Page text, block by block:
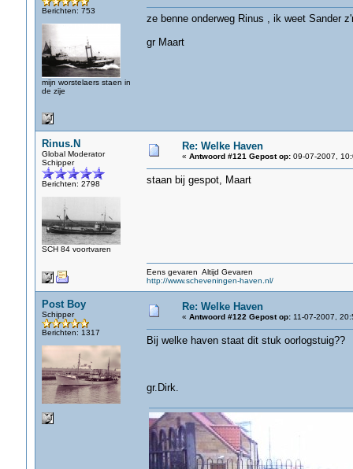
Berichten: 753
mijn worstelaers staen in
de zije
ze benne onderweg Rinus , ik weet Sander
gr Maart
Rinus.N
Global Moderator
Schipper
Berichten: 2798
SCH 84 voortvaren
Re: Welke Haven
« Antwoord #121 Gepost op:09-07-2007,
staan bij gespot, Maart
Eens gevaren Altijd Gevaren
http://www.scheveningen-haven.nl/
Post Boy
Schipper
Berichten: 1317
Re: Welke Haven
« Antwoord #122 Gepost op:11-07-2007,
Bij welke haven staat dit stuk oorlogstuig??
gr.Dirk.